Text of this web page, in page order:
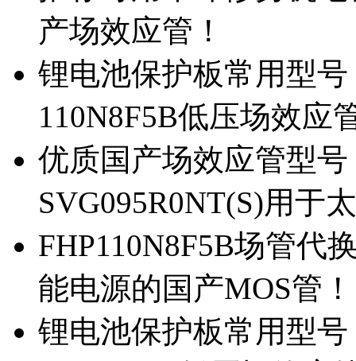
产场效应管！
锂电池保护板常用型号
110N8F5B低压场效应
优质国产场效应管型
SVG095R0NT(S)用于
FHP110N8F5B场管代
能电源的国产MOS管！
锂电池保护板常用型